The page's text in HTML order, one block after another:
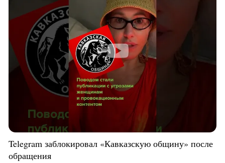
Telegram заблокировал «Кавказскую общину» после
обращения